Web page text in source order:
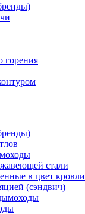
горения
стали
в цвет кровли
(сэндвич)